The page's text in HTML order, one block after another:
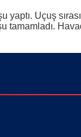
Uçuş
tamamladı.